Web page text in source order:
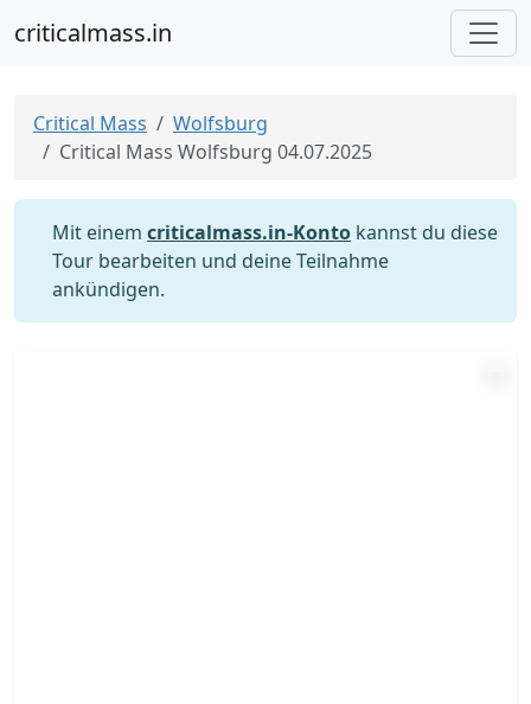
criticalmass.in
Critical Mass
Wolfsburg
Critical Mass Wolfsburg 04.07.2025
Mit einem criticalmass.in-Konto kannst du diese
Tour bearbeiten und deine Teilnahme
ankündigen.